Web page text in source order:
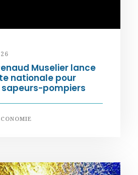
Muselier lance
nationale pour
pompiers